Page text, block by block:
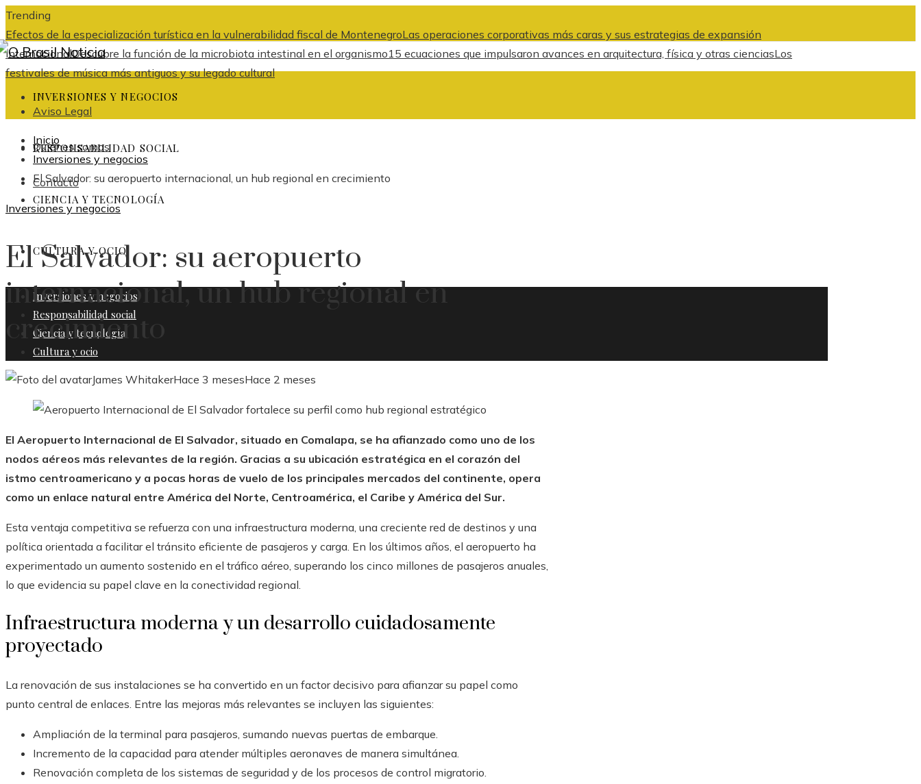
Trending
Efectos de la especialización turística en la vulnerabilidad fiscal de MontenegroLas operaciones corporativas más caras y sus estrategias de expansión
internacionalDescubre la función de la microbiota intestinal en el organismo15 ecuaciones que impulsaron avances en arquitectura, física y otras cienciasLos
festivales de música más antiguos y su legado cultural
Aviso Legal
Quiénes somos
Contacto
INVERSIONES Y NEGOCIOS
RESPONSABILIDAD SOCIAL
CIENCIA Y TECNOLOGÍA
CULTURA Y OCIO
Inversiones y negocios
Responsabilidad social
Ciencia y tecnología
Cultura y ocio
Inicio
Inversiones y negocios
El Salvador: su aeropuerto internacional, un hub regional en crecimiento
Inversiones y negocios
El Salvador: su aeropuerto
internacional, un hub regional en
crecimiento
James WhitakerHace 3 mesesHace 2 meses
El Aeropuerto Internacional de El Salvador, situado en Comalapa, se ha afianzado como uno de los
nodos aéreos más relevantes de la región. Gracias a su ubicación estratégica en el corazón del
istmo centroamericano y a pocas horas de vuelo de los principales mercados del continente, opera
como un enlace natural entre América del Norte, Centroamérica, el Caribe y América del Sur.
Esta ventaja competitiva se refuerza con una infraestructura moderna, una creciente red de destinos y una
política orientada a facilitar el tránsito eficiente de pasajeros y carga. En los últimos años, el aeropuerto ha
experimentado un aumento sostenido en el tráfico aéreo, superando los cinco millones de pasajeros anuales,
lo que evidencia su papel clave en la conectividad regional.
Infraestructura moderna y un desarrollo cuidadosamente
proyectado
La renovación de sus instalaciones se ha convertido en un factor decisivo para afianzar su papel como
punto central de enlaces. Entre las mejoras más relevantes se incluyen las siguientes:
Ampliación de la terminal para pasajeros, sumando nuevas puertas de embarque.
Incremento de la capacidad para atender múltiples aeronaves de manera simultánea.
Renovación completa de los sistemas de seguridad y de los procesos de control migratorio.